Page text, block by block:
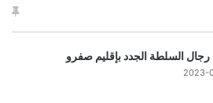
السلطة الجدد بإقليم صفرو
2023-